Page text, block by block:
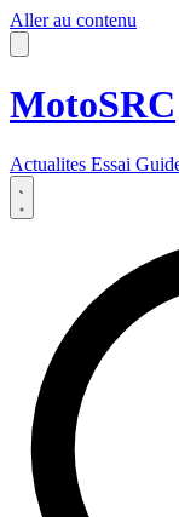
Aller au contenu
MotoSRC
Actualites Essai